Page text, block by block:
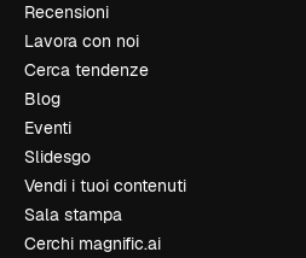
Recensioni
Lavora con noi
Cerca tendenze
Blog
Eventi
Slidesgo
Vendi i tuoi contenuti
Sala stampa
Cerchi magnific.ai